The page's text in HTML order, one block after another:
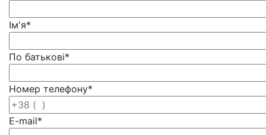
Ім'я*
По батькові*
Номер телефону*
E-mail*